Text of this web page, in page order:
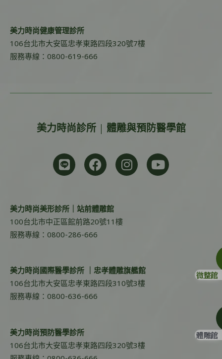
美力時尚健康管理診所
106台北市大安區忠孝東路四段320號7樓
服務專線：0800-619-666
美力時尚診所 | 體雕與預防醫學館
美力時尚美形診所｜站前體雕館
100台北市中正區館前路20號11樓
服務專線：0800-286-666
美力時尚國際醫學診所 ｜忠孝體雕旗艦館
106台北市大安區忠孝東路四段310號3樓
服務專線：0800-636-666
美力時尚預防醫學診所
106台北市大安區忠孝東路四段320號3樓
微整館
體雕館